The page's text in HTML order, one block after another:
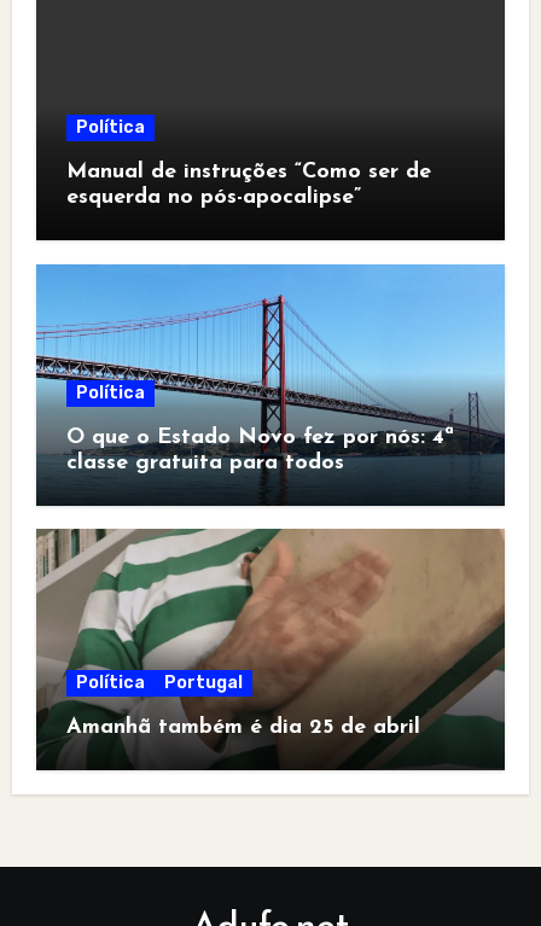
Política
Manual de instruções “Como ser de
esquerda no pós-apocalipse”
Política
O que o Estado Novo fez por nós: 4ª
classe gratuita para todos
Política Portugal
Amanhã também é dia 25 de abril